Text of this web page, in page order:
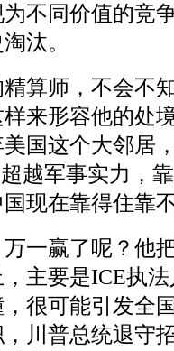
不同价值的竞
汰。
算师，不会不
来形容他的处
国这个大邻居
越军事实力，
现在靠得住靠
一赢了呢？他
主要是ICE执
很可能引发全
川普总统退守